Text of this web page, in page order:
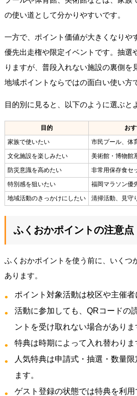
の使い道として分かりやすいです。
一方で、ポイント価値が大きくなりや
優先出走権や限定イベントです。抽選
りますが、普段入れない施設の裏側を
地域ポイントならではの面白い使い方
目的別に見ると、以下のように選ぶと
目的
お
家族で使いたい
市民プール、体
文化施設を楽しみたい
美術館・博物館
防災意識を高めたい
非常用保存食セ
特別感を狙いたい
福岡マラソン優
地域活動のきっかけにしたい
清掃活動、見守
ふくおかポイントの注意点
ふくおかポイントを使う前に、いくつ
あります。
ポイント対象活動は校区や主催者
活動に参加しても、QRコードの
ントを受け取れない場合がありま
特典は時期によって入れ替わりま
人気特典は申請式・抽選・数量
ます。
ゲスト登録の状態では特典を利用